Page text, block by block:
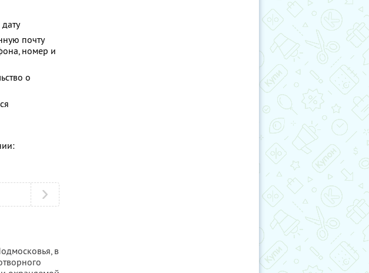
почту
номер и
о
в